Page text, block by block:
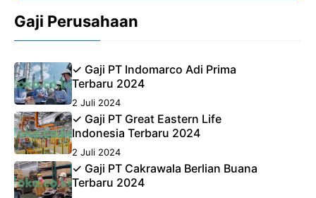
Gaji Perusahaan
✓ Gaji PT Indomarco Adi Prima
Terbaru 2024
2 Juli 2024
✓ Gaji PT Great Eastern Life
Indonesia Terbaru 2024
2 Juli 2024
✓ Gaji PT Cakrawala Berlian Buana
Terbaru 2024